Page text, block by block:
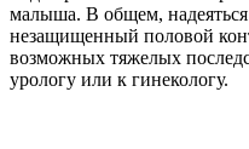
малыша. В общем,
незащищенный половой
возможных тяжелых
урологу или к гинекологу.